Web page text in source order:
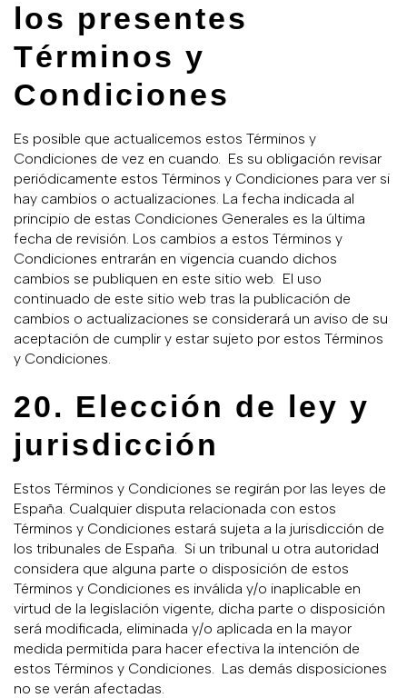
los presentes
Términos y
Condiciones
Es posible que actualicemos estos Términos y
Condiciones de vez en cuando. Es su obligación revisar
periódicamente estos Términos y Condiciones para ver si
hay cambios o actualizaciones. La fecha indicada al
principio de estas Condiciones Generales es la última
fecha de revisión. Los cambios a estos Términos y
Condiciones entrarán en vigencia cuando dichos
cambios se publiquen en este sitio web. El uso
continuado de este sitio web tras la publicación de
cambios o actualizaciones se considerará un aviso de su
aceptación de cumplir y estar sujeto por estos Términos
y Condiciones.
20. Elección de ley y
jurisdicción
Estos Términos y Condiciones se regirán por las leyes de
España. Cualquier disputa relacionada con estos
Términos y Condiciones estará sujeta a la jurisdicción de
los tribunales de España. Si un tribunal u otra autoridad
considera que alguna parte o disposición de estos
Términos y Condiciones es inválida y/o inaplicable en
virtud de la legislación vigente, dicha parte o disposición
será modificada, eliminada y/o aplicada en la mayor
medida permitida para hacer efectiva la intención de
estos Términos y Condiciones. Las demás disposiciones
no se verán afectadas.